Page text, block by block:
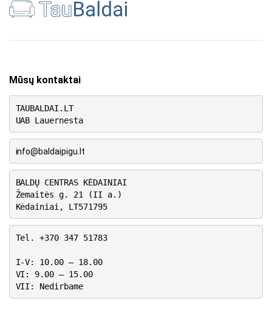
Mūsų kontaktai
TAUBALDAI.LT
UAB Lauernesta
info@baldaipigu.lt
BALDŲ CENTRAS KĖDAINIAI
Žemaitės g. 21 (II a.)
Kėdainiai, LT571795
Tel. +370 347 51783
I-V: 10.00 – 18.00
VI: 9.00 – 15.00
VII: Nedirbame